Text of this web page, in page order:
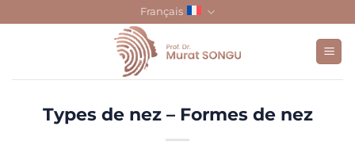
Français
Types de nez – Formes de nez